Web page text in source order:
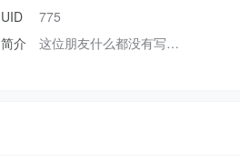
UID
775
简介
这位朋友什么都没有写…